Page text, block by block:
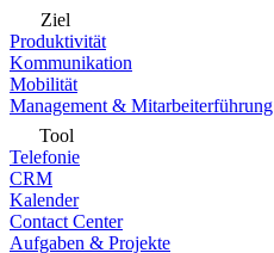
Ziel
Produktivität
Kommunikation
Mobilität
Management & Mitarbeiterführung
Tool
Telefonie
CRM
Kalender
Contact Center
Aufgaben & Projekte